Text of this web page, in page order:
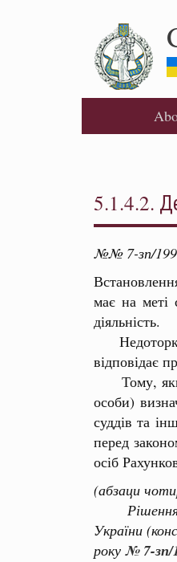
5.1.4.2.
№№ 7-зп/
має на меті
діяльність.
відповідає
Тому, якщо
особи)
суддів та
перед
осіб
(абзаци
Рішення
України
року № 7-зп/